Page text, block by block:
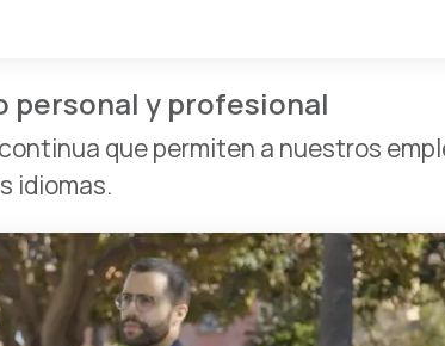
personal y profesional
que permiten a nuestros
idiomas.